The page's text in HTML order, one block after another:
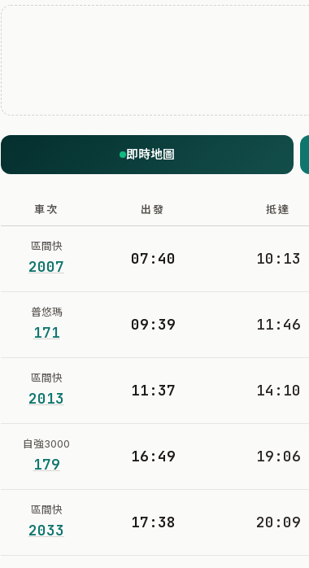
即時地圖
車次 出發 抵達
區間快
2007 07:40 10:13
普悠瑪
171 09:39 11:46
區間快
2013 11:37 14:10
自強3000
179 16:49 19:06
區間快
2033 17:38 20:09